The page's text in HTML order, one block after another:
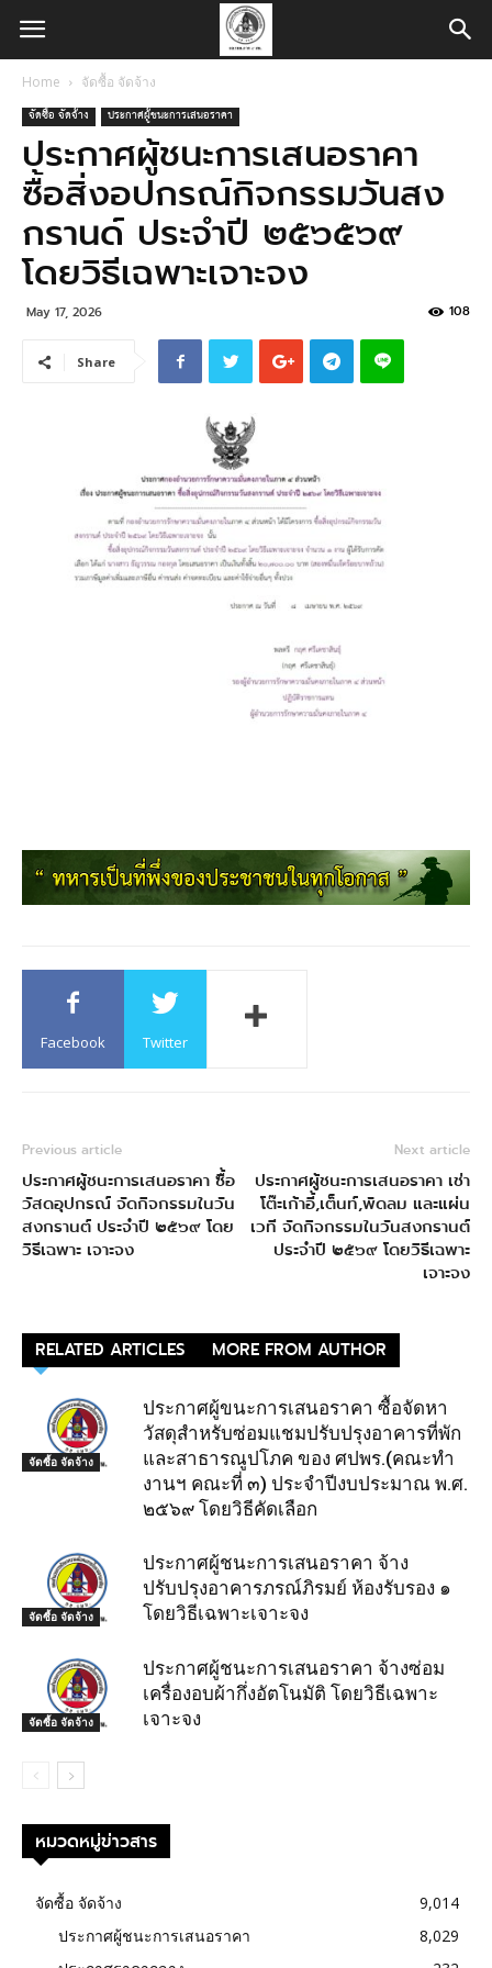
Home จัดซื้อ จัดจ้าง
จัดซื้อ จัดจ้าง ประกาศผู้ชนะการเสนอราคา
ประกาศผู้ชนะการเสนอราคา
ซื้อสิ่งอปกรณ์กิจกรรมวันสง
กรานด์ ประจำปี ๒๕๖๕๖๙
โดยวิธีเฉพาะเจาะจง
May 17, 2026 108
Share
Facebook Twitter
Previous article
ประกาศผู้ชนะการเสนอราคา ซื้อ
วัสดอุปกรณ์ จัดกิจกรรมในวัน
สงกรานต์ ประจำปี ๒๕๖๙ โดย
วิธีเฉพาะ เจาะจง
Next article
ประกาศผู้ชนะการเสนอราคา เช่า
โต๊ะเก้าอี้,เต็นท์,พัดลม และแผ่น
เวที จัดกิจกรรมในวันสงกรานต์
ประจำปี ๒๕๖๙ โดยวิธีเฉพาะ
เจาะจง
RELATED ARTICLES MORE FROM AUTHOR
จัดซื้อ จัดจ้าง
ประกาศผู้ขนะการเสนอราคา ซื้อจัดหา
วัสดุสำหรับซ่อมแชมปรับปรุงอาคารที่พัก
และสาธารณูปโภค ของ ศปพร.(คณะทำ
งานฯ คณะที่ ๓) ประจำปีงบประมาณ พ.ศ.
๒๕๖๙ โดยวิธีคัดเลือก
จัดซื้อ จัดจ้าง
ประกาศผู้ชนะการเสนอราคา จ้าง
ปรับปรุงอาคารภรณ์ภิรมย์ ห้องรับรอง ๑
โดยวิธีเฉพาะเจาะจง
จัดซื้อ จัดจ้าง
ประกาศผู้ชนะการเสนอราคา จ้างซ่อม
เครื่องอบผ้ากึ่งอัตโนมัติ โดยวิธีเฉพาะ
เจาะจง
หมวดหมู่ข่าวสาร
จัดซื้อ จัดจ้าง
9,014
ประกาศผู้ชนะการเสนอราคา
8,029